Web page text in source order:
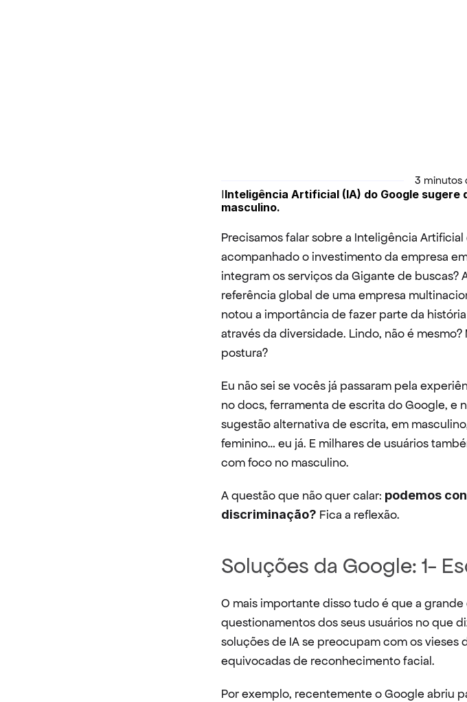
3 minutos
IInteligência Artificial (IA) do Google sugere
masculino.
Precisamos falar sobre a Inteligência
acompanhado o investimento da empresa
integram os serviços da Gigante de buscas?
referência global de uma empresa
notou a importância de fazer parte da
através da diversidade. Lindo, não é
postura?
Eu não sei se vocês já passaram pela
no docs, ferramenta de escrita do Google, e
sugestão alternativa de escrita, em
feminino… eu já. E milhares de usuários
com foco no masculino.
A questão que não quer calar: podemos
discriminação? Fica a reflexão.
Soluções da Google: 1-
O mais importante disso tudo é que a
questionamentos dos seus usuários no que
soluções de IA se preocupam com os
equivocadas de reconhecimento facial.
Por exemplo, recentemente o Google abriu